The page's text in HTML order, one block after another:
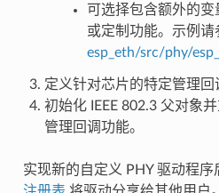
可选择包含额外的变
或定制功能。示例请
esp_eth/src/phy/
定义针对芯片的特定管理回
初始化 IEEE 802.3 父对象
管理回调功能。
实现新的自定义 PHY 驱动程序